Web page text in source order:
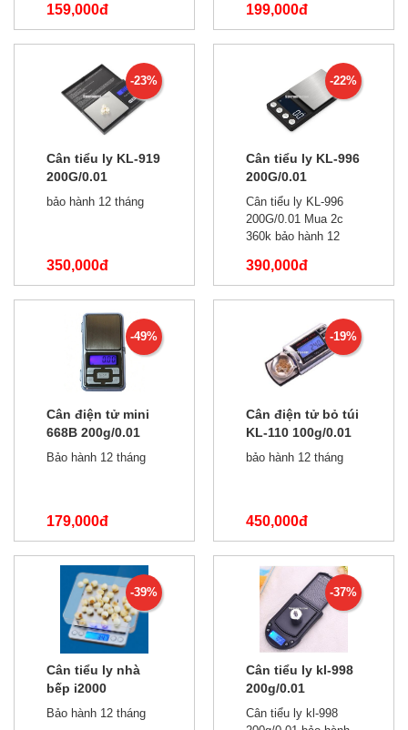
159,000đ
180,000đ
199,000đ
400,000đ
-23%
Cân tiểu ly KL-919
200G/0.01
bảo hành 12 tháng
350,000đ
450,000đ
-22%
Cân tiểu ly KL-996
200G/0.01
Cân tiểu ly KL-996
200G/0.01 Mua 2c
360k bảo hành 12
390,000đ
500,000đ
-49%
Cân điện tử mini
668B 200g/0.01
Bảo hành 12 tháng
179,000đ
350,000đ
-19%
Cân điện tử bỏ túi
KL-110 100g/0.01
bảo hành 12 tháng
450,000đ
550,000đ
-39%
Cân tiểu ly nhà
bếp i2000
1kg/0.1g
Bảo hành 12 tháng
-37%
Cân tiểu ly kl-998
200g/0.01
Cân tiểu ly kl-998